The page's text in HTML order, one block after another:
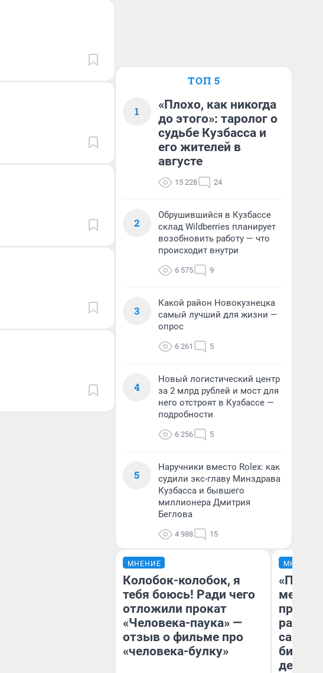
ТОП 5
1
«Плохо, как никогда
до этого»: таролог о
судьбе Кузбасса и
его жителей в
августе
15 228 24
2
Обрушившийся в Кузбассе
склад Wildberries планирует
возобновить работу — что
происходит внутри
6 575 9
3
Какой район Новокузнецка
самый лучший для жизни —
опрос
6 261 5
4
Новый логистический центр
за 2 млрд рублей и мост для
него отстроят в Кузбассе —
подробности
6 256 5
5
Наручники вместо Rolex: как
судили экс-главу Минздрава
Кузбасса и бывшего
миллионера Дмитрия
Беглова
4 988 15
МНЕНИЕ
Колобок-колобок, я
тебя боюсь! Ради чего
отложили прокат
«Человека-паука» —
отзыв о фильме про
«человека-булку»
МНЕНИЕ
самом